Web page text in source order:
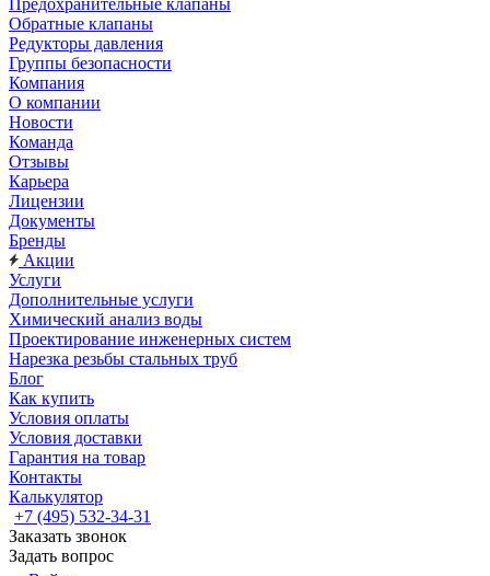
Предохранительные клапаны
Обратные клапаны
Редукторы давления
Группы безопасности
Компания
О компании
Новости
Команда
Отзывы
Карьера
Лицензии
Документы
Бренды
Акции
Услуги
Дополнительные услуги
Химический анализ воды
Проектирование инженерных систем
Нарезка резьбы стальных труб
Блог
Как купить
Условия оплаты
Условия доставки
Гарантия на товар
Контакты
Калькулятор
+7 (495) 532‑34‑31
Заказать звонок
Задать вопрос